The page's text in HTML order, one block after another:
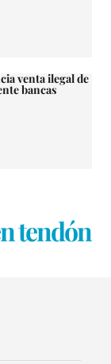
venta ilegal de
bancas
tendón